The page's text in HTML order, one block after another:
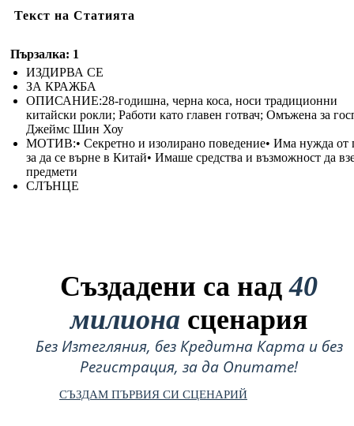
Текст на Статията
Пързалка: 1
ИЗДИРВА СЕ
ЗА КРАЖБА
ОПИСАНИЕ:28-годишна, черна коса, носи традиционни
китайски рокли; Работи като главен готвач; Омъжена за
Джеймс Шин Хоу
МОТИВ:• Секретно и изолирано поведение• Има нужда от
за да се върне в Китай• Имаше средства и възможност да
предмети
СЛЪНЦЕ
Създадени са над40
милиона сценария
Без Изтегляния, без Кредитна Карта и без
Регистрация, за да Опитате!
СЪЗДАМ ПЪРВИЯ СИ СЦЕНАРИЙ